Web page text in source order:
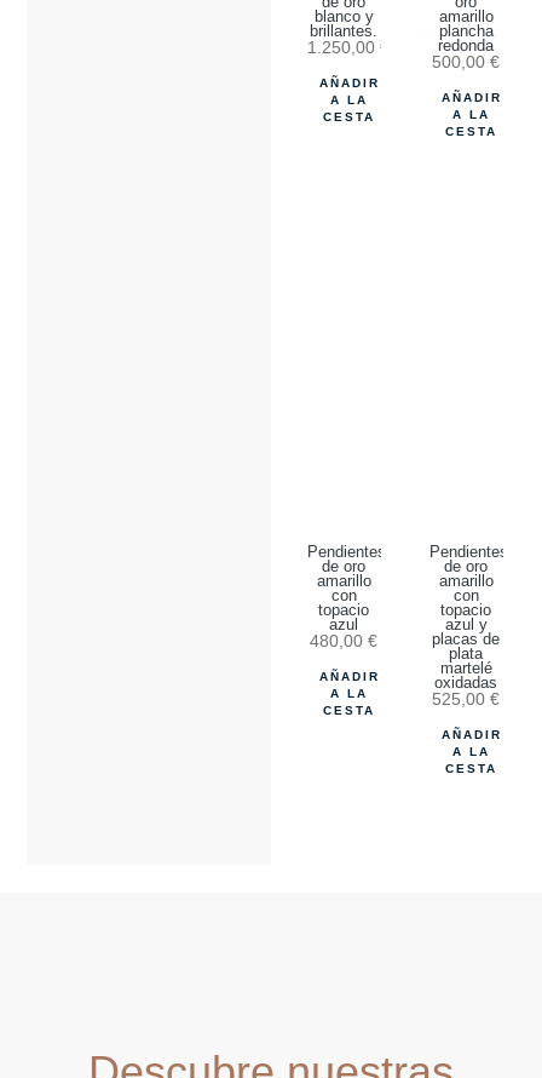
blanco y
brillantes.
1.250,00 €
AÑADIR
A LA
CESTA
amarillo
plancha
redonda
500,00€
AÑADIR
A LA
CESTA
Pendientes
de oro
amarillo
con
topacio
azul
480,00€
AÑADIR
A LA
CESTA
Pendientes
de oro
amarillo
con
topacio
azul y
placas de
plata
martelé
oxidadas
525,00€
AÑADIR
A LA
CESTA